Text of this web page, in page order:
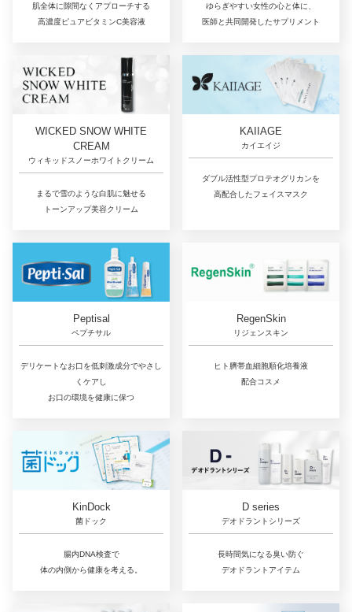
肌全体に隙間なくアプローチする
高濃度ピュアビタミンC美容液
ゆらぎやすい女性の心と体に、
医師と共同開発したサプリメント
WICKED SNOW WHITE
CREAM
ウィキッドスノーホワイトクリーム
まるで雪のような白肌に魅せる
トーンアップ美容クリーム
KAIIAGE
カイエイジ
ダブル活性型プロテオグリカンを
高配合したフェイスマスク
Peptisal
ペプチサル
デリケートなお口を低刺激成分でやさし
くケアし
お口の環境を健康に保つ
RegenSkin
リジェンスキン
ヒト臍帯血細胞順化培養液
配合コスメ
KinDock
菌ドック
腸内DNA検査で
体の内側から健康を考える。
D series
デオドラントシリーズ
長時間気になる臭い防ぐ
デオドラントアイテム